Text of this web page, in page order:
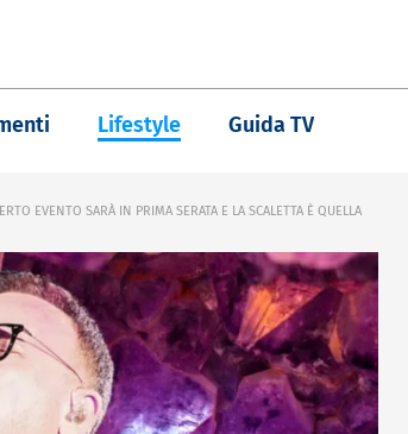
Lifestyle Guida TV
EVENTO SARÀ IN PRIMA SERATA E LA SCALETTA È QUELLA